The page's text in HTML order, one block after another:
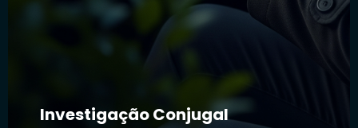
Investigação Conjugal